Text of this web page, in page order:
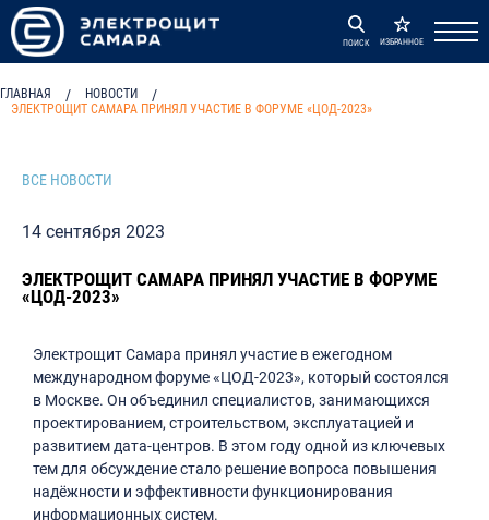
ПОИСК ИЗБРАННОЕ
ГЛАВНАЯ / НОВОСТИ /
ЭЛЕКТРОЩИТ САМАРА ПРИНЯЛ УЧАСТИЕ В ФОРУМЕ «ЦОД-2023»
ВСЕ НОВОСТИ
14 сентября 2023
ЭЛЕКТРОЩИТ САМАРА ПРИНЯЛ УЧАСТИЕ В ФОРУМЕ
«ЦОД-2023»
Электрощит Самара принял участие в ежегодном
международном форуме «ЦОД-2023», который состоялся
в Москве. Он объединил специалистов, занимающихся
проектированием, строительством, эксплуатацией и
развитием дата-центров. В этом году одной из ключевых
тем для обсуждение стало решение вопроса повышения
надёжности и эффективности функционирования
информационных систем.